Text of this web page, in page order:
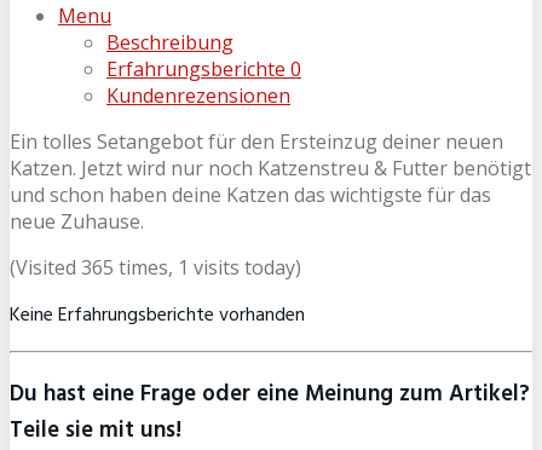
Menu
Beschreibung
Erfahrungsberichte 0
Kundenrezensionen
Ein tolles Setangebot für den Ersteinzug deiner neuen
Katzen. Jetzt wird nur noch Katzenstreu & Futter benötigt
und schon haben deine Katzen das wichtigste für das
neue Zuhause.
(Visited 365 times, 1 visits today)
Keine Erfahrungsberichte vorhanden
Du hast eine Frage oder eine Meinung zum Artikel?
Teile sie mit uns!